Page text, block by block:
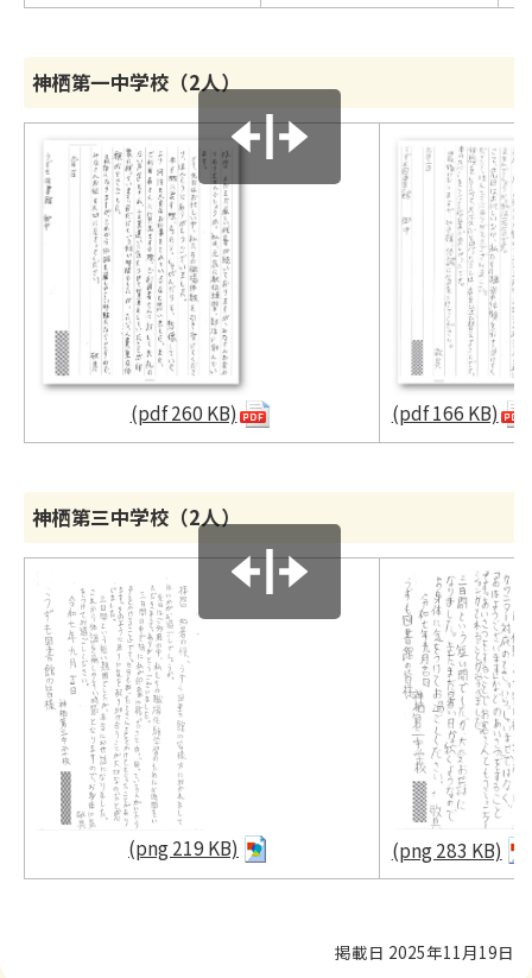
神栖第一中学校（2人）
(pdf 260 KB) (pdf 166 KB)
神栖第三中学校（2人）
(png 219 KB) (png 283 KB)
掲載日 2025年11月19日